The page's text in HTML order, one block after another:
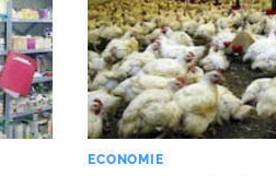
ECONOMIE